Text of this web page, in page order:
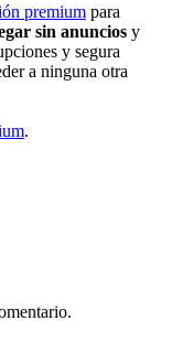
premium para
sin anuncios y
y segura
a ninguna otra
.